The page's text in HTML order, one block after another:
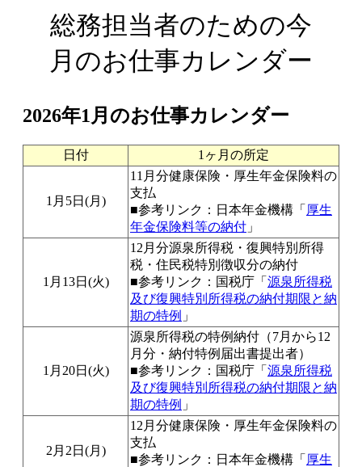
総務担当者のための今
月のお仕事カレンダー
2026年1月のお仕事カレンダー
日付 1ヶ月の所定
1月5日(月)
11月分健康保険・厚生年金保険料の
支払
■参考リンク：日本年金機構「 厚生
年金保険料等の納付 」
1月13日(火)
12月分源泉所得税・復興特別所得
税・住民税特別徴収分の納付
■参考リンク：国税庁「 源泉所得税
及び復興特別所得税の納付期限と納
期の特例 」
1月20日(火)
源泉所得税の特例納付（7月から12
月分・納付特例届出書提出者）
■参考リンク：国税庁「 源泉所得税
及び復興特別所得税の納付期限と納
期の特例 」
2月2日(月)
12月分健康保険・厚生年金保険料の
支払
■参考リンク：日本年金機構「 厚生